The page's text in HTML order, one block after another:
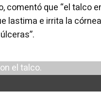
comentó que “el talco
lastima e irrita la